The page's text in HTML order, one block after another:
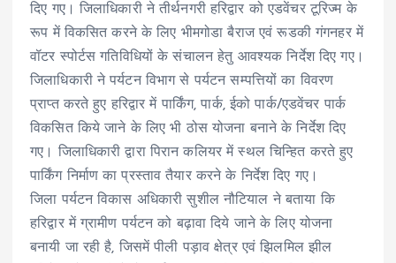
दिए गए। जिलाधिकारी ने तीर्थनगरी हरिद्वार को एडवेंचर टूरिज्म के
रूप में विकसित करने के लिए भीमगोडा बैराज एवं रूडकी गंगनहर में
वॉटर स्पोर्टस गतिविधियों के संचालन हेतु आवश्यक निर्देश दिए गए।
जिलाधिकारी ने पर्यटन विभाग से पर्यटन सम्पत्तियों का विवरण
प्राप्त करते हुए हरिद्वार में पार्किंग, पार्क, ईको पार्क/एडवेंचर पार्क
विकसित किये जाने के लिए भी ठोस योजना बनाने के निर्देश दिए
गए। जिलाधिकारी द्वारा पिरान कलियर में स्थल चिन्हित करते हुए
पार्किंग निर्माण का प्रस्ताव तैयार करने के निर्देश दिए गए।
जिला पर्यटन विकास अधिकारी सुशील नौटियाल ने बताया कि
हरिद्वार में ग्रामीण पर्यटन को बढ़ावा दिये जाने के लिए योजना
बनायी जा रही है, जिसमें पीली पड़ाव क्षेत्र एवं झिलमिल झील